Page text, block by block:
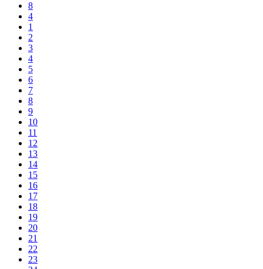
8
4
1
2
3
4
5
6
7
8
9
10
11
12
13
14
15
16
17
18
19
20
21
22
23